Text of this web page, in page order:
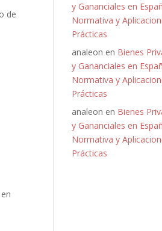
de
y Gananciales en
Normativa y
Prácticas
analeon en Bienes
y Gananciales en
Normativa y
Prácticas
analeon en Bienes
y Gananciales en
Normativa y
Prácticas